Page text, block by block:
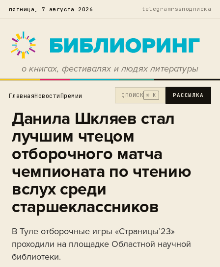
пятница, 7 августа 2026 telegramrssподписка
о книгах, фестивалях и людях литературы
ГлавнаяНовостиПремии Q ПОИСК ⌘ K РАССЫЛКА
Данила Шкляев стал
лучшим чтецом
отборочного матча
чемпионата по чтению
вслух среди
старшеклассников
В Туле отборочные игры «Страницы’23»
проходили на площадке Областной научной
библиотеки.